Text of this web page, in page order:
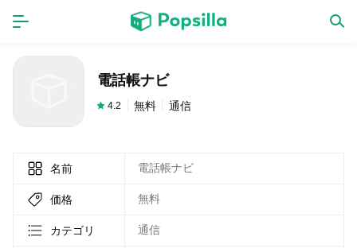
LINE無料スタンプ
電話帳ナビ
4.2 無料 通信
名前 電話帳ナビ
価格 無料
カテゴリ 通信